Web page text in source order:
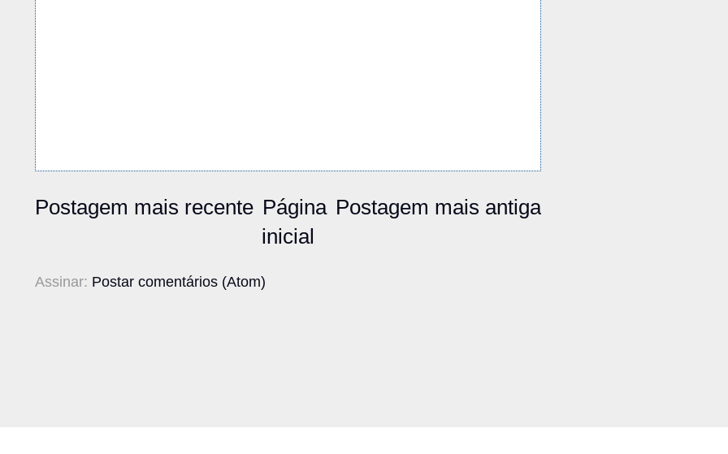
Postagem mais recente Postagem mais antiga
Página
inicial
Assinar: Postar comentários (Atom)